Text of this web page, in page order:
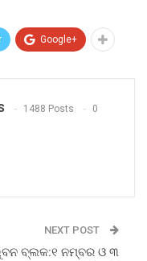
Google+
1488 Posts 0
NEXT POST
ବ୍ଲକ:୧ ନମ୍ବର ଓ ୩